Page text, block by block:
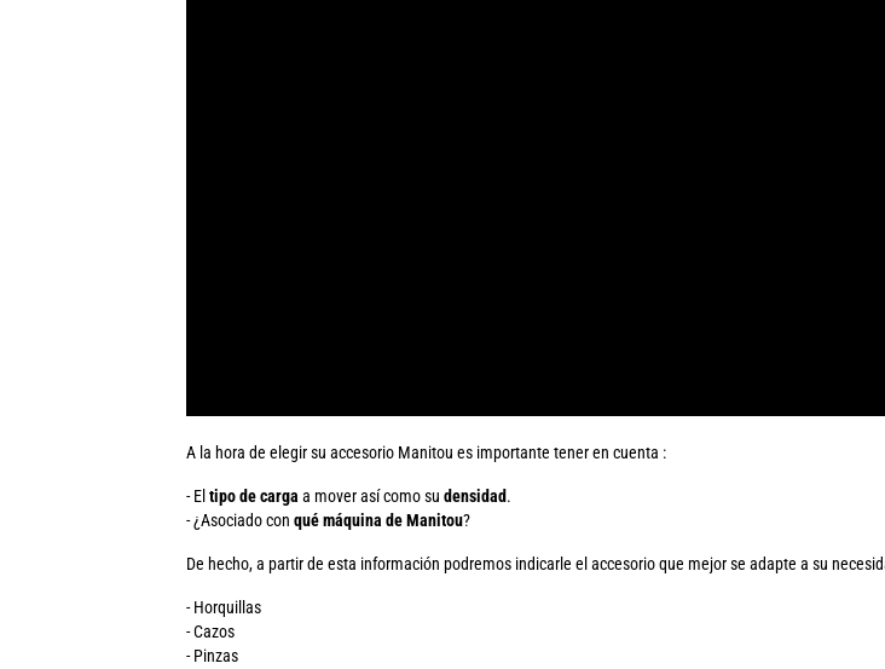
A la hora de elegir su accesorio Manitou es importante tener en cuenta :
- El tipo de carga a mover así como su densidad.
- ¿Asociado con qué máquina de Manitou?
De hecho, a partir de esta información podremos indicarle el accesorio que mejor se adapte a su
- Horquillas
- Cazos
- Pinzas